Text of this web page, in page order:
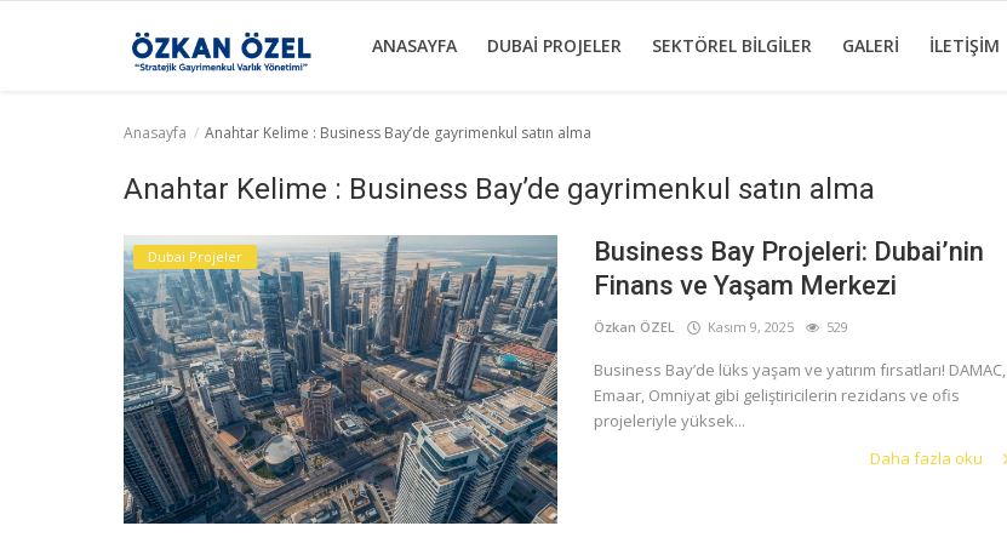
ANASAYFA DUBAI PROJELER SEKTÖREL BILGILER GALERI İLETIŞIM
Sektörel Bilgiler
Anasayfa Anahtar Kelime : Business Bay’de gayrimenkul satın alma
Anahtar Kelime : Business Bay’de gayrimenkul satın alma
Dubai Projeler
Business Bay Projeleri: Dubai’nin
Finans ve Yaşam Merkezi
Özkan ÖZEL Kasım 9, 2025 529
Business Bay’de lüks yaşam ve yatırım fırsatları! DAMAC,
Emaar, Omniyat gibi geliştiricilerin rezidans ve ofis
projeleriyle yüksek...
Daha fazla oku